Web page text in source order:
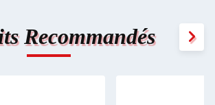
Recommandés